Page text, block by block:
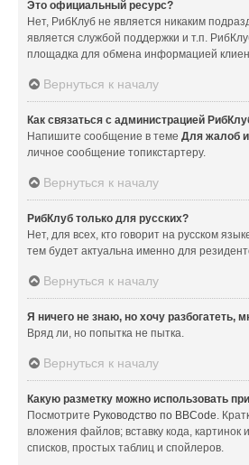
Это официальный ресурс?
Нет, РибКлуб не является никаким
является службой поддержки и т.п.
площадка для обмена информацией
Вернуться к началу
Как связаться с администрацией
Напишите сообщение в теме Для жалоб
личное сообщение топикстартеру.
Вернуться к началу
РибКлуб только для русских?
Нет, для всех, кто говорит на русском
тем будет актуальна именно для
Вернуться к началу
Я ничего не знаю, но хочу разбогатеть,
Вряд ли, но попытка не пытка.
Вернуться к началу
Какую разметку можно использовать
Посмотрите Руководство по BBCode.
вложения файлов; вставку кода, картинок
списков, простых таблиц и спойлеров.